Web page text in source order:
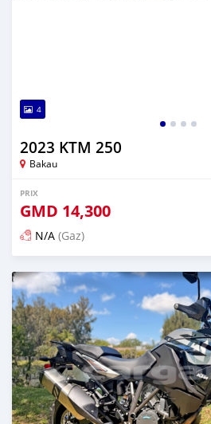
4
2023 KTM 250
Bakau
PRIX
GMD 14,300
N/A (Gaz)
Publié il y a 3 mois